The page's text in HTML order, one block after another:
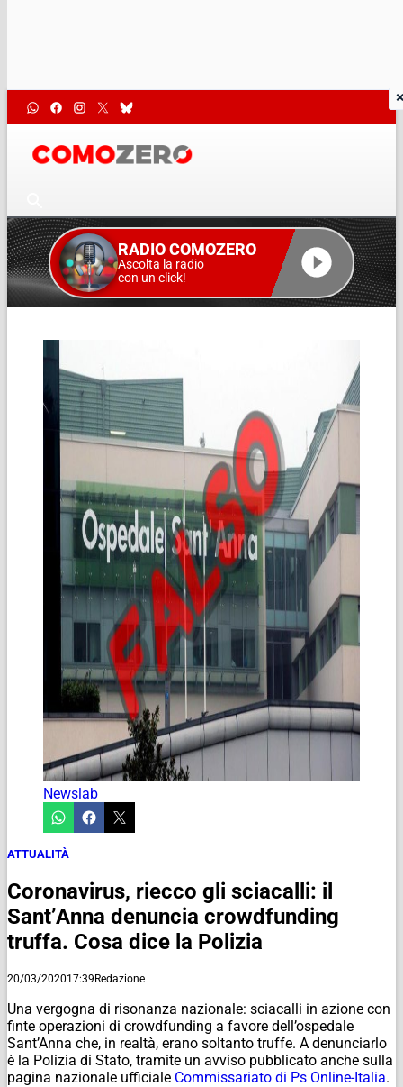
RADIO COMOZERO
Ascolta la radio
con un click!
Newslab
ATTUALITÀ
Coronavirus, riecco gli sciacalli: il
Sant’Anna denuncia crowdfunding
truffa. Cosa dice la Polizia
20/03/202017:39Redazione
Una vergogna di risonanza nazionale: sciacalli in azione con
finte operazioni di crowdfunding a favore dell’ospedale
Sant’Anna che, in realtà, erano soltanto truffe. A denunciarlo
è la Polizia di Stato, tramite un avviso pubblicato anche sulla
pagina nazionale ufficiale Commissariato di Ps Online-Italia.